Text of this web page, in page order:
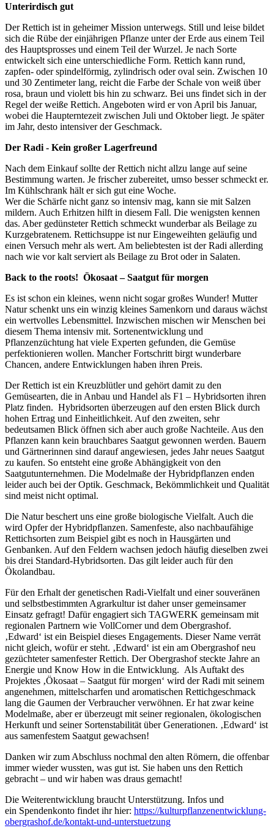
Unterirdisch gut
Der Rettich ist in geheimer Mission unterwegs. Still und leise bildet
sich die Rübe der einjährigen Pflanze unter der Erde aus einem Teil
des Hauptsprosses und einem Teil der Wurzel. Je nach Sorte
entwickelt sich eine unterschiedliche Form. Rettich kann rund,
zapfen- oder spindelförmig, zylindrisch oder oval sein. Zwischen 10
und 30 Zentimeter lang, reicht die Farbe der Schale von weiß über
rosa, braun und violett bis hin zu schwarz. Bei uns findet sich in der
Regel der weiße Rettich. Angeboten wird er von April bis Januar,
wobei die Haupterntezeit zwischen Juli und Oktober liegt. Je später
im Jahr, desto intensiver der Geschmack.
Der Radi - Kein großer Lagerfreund
Nach dem Einkauf sollte der Rettich nicht allzu lange auf seine
Bestimmung warten. Je frischer zubereitet, umso besser schmeckt er.
Im Kühlschrank hält er sich gut eine Woche.
Wer die Schärfe nicht ganz so intensiv mag, kann sie mit Salzen
mildern. Auch Erhitzen hilft in diesem Fall. Die wenigsten kennen
das. Aber gedünsteter Rettich schmeckt wunderbar als Beilage zu
Kurzgebratenem. Rettichsuppe ist nur Eingeweihten geläufig und
einen Versuch mehr als wert. Am beliebtesten ist der Radi allerding
nach wie vor kalt serviert als Beilage zu Brot oder in Salaten.
Back to the roots! Ökosaat – Saatgut für morgen
Es ist schon ein kleines, wenn nicht sogar großes Wunder! Mutter
Natur schenkt uns ein winzig kleines Samenkorn und daraus wächst
ein wertvolles Lebensmittel. Inzwischen mischen wir Menschen bei
diesem Thema intensiv mit. Sortenentwicklung und
Pflanzenzüchtung hat viele Experten gefunden, die Gemüse
perfektionieren wollen. Mancher Fortschritt birgt wunderbare
Chancen, andere Entwicklungen haben ihren Preis.
Der Rettich ist ein Kreuzblütler und gehört damit zu den
Gemüsearten, die in Anbau und Handel als F1 – Hybridsorten ihren
Platz finden. Hybridsorten überzeugen auf den ersten Blick durch
hohen Ertrag und Einheitlichkeit. Auf den zweiten, sehr
bedeutsamen Blick öffnen sich aber auch große Nachteile. Aus den
Pflanzen kann kein brauchbares Saatgut gewonnen werden. Bauern
und Gärtnerinnen sind darauf angewiesen, jedes Jahr neues Saatgut
zu kaufen. So entsteht eine große Abhängigkeit von den
Saatgutunternehmen. Die Modelmaße der Hybridpflanzen enden
leider auch bei der Optik. Geschmack, Bekömmlichkeit und Qualität
sind meist nicht optimal.
Die Natur beschert uns eine große biologische Vielfalt. Auch die
wird Opfer der Hybridpflanzen. Samenfeste, also nachbaufähige
Rettichsorten zum Beispiel gibt es noch in Hausgärten und
Genbanken. Auf den Feldern wachsen jedoch häufig dieselben zwei
bis drei Standard-Hybridsorten. Das gilt leider auch für den
Ökolandbau.
Für den Erhalt der genetischen Radi-Vielfalt und einer souveränen
und selbstbestimmten Agrarkultur ist daher unser gemeinsamer
Einsatz gefragt! Dafür engagiert sich TAGWERK gemeinsam mit
regionalen Partnern wie VollCorner und dem Obergrashof.
‚Edward‘ ist ein Beispiel dieses Engagements. Dieser Name verrät
nicht gleich, wofür er steht. ‚Edward‘ ist ein am Obergrashof neu
gezüchteter samenfester Rettich. Der Obergrashof steckte Jahre an
Energie und Know How in die Entwicklung. Als Auftakt des
Projektes ‚Ökosaat – Saatgut für morgen‘ wird der Radi mit seinem
angenehmen, mittelscharfen und aromatischen Rettichgeschmack
lang die Gaumen der Verbraucher verwöhnen. Er hat zwar keine
Modelmaße, aber er überzeugt mit seiner regionalen, ökologischen
Herkunft und seiner Sortenstabilität über Generationen. ‚Edward‘ ist
aus samenfestem Saatgut gewachsen!
Danken wir zum Abschluss nochmal den alten Römern, die offenbar
immer wieder wussten, was gut ist. Sie haben uns den Rettich
gebracht – und wir haben was draus gemacht!
Die Weiterentwicklung braucht Unterstützung. Infos und
ein Spendenkonto findet ihr hier: https://kulturpflanzenentwicklung-
obergrashof.de/kontakt-und-unterstuetzung